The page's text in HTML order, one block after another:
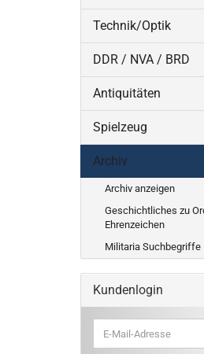
Technik/Optik
DDR / NVA / BRD
Antiquitäten
Spielzeug
Archiv
Archiv anzeigen
Geschichtliches zu
Ehrenzeichen
Militaria Suchbegriffe
Kundenlogin
E-
Mail-